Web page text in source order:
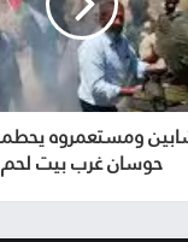
ومستعمروه
حوسان غرب بيت لحم